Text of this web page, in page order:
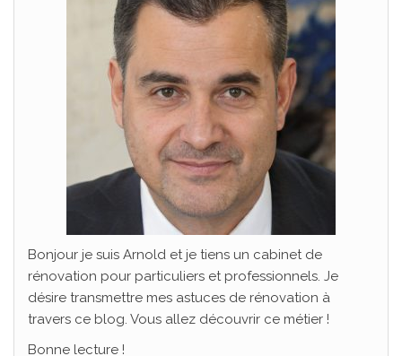
Bonjour je suis Arnold et je tiens un cabinet de
rénovation pour particuliers et professionnels. Je
désire transmettre mes astuces de rénovation à
travers ce blog. Vous allez découvrir ce métier !
Bonne lecture !